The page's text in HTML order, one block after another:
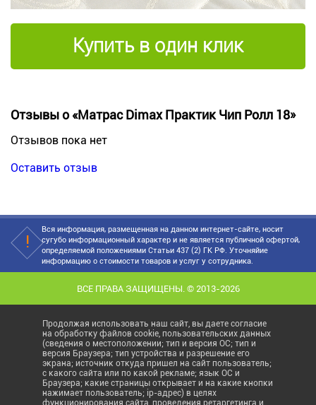
Купить в один клик
Отзывы о «Матрас Dimax Практик Чип Ролл 18»
Отзывов пока нет
Оставить отзыв
Вся информация, размещенная на данном интернет-сайте, носит
сугубо информационный характер и не является публичной офертой,
определяемой положениями Статьи 437 (2) ГК РФ. Уточняйие
информацию о стоимости товаров и услуг у сотрудника.
ВСЕ ПРАВА ЗАЩИЩЕНЫ. © 2013-2026
Продолжая использовать наш сайт, вы даете согласие
на обработку файлов cookie, пользовательских данных
(сведения о местоположении; тип и версия ОС; тип и
версия Браузера; тип устройства и разрешение его
экрана; источник откуда пришел на сайт пользователь;
с какого сайта или по какой рекламе; язык ОС и
Браузера; какие страницы открывает и на какие кнопки
нажимает пользователь; ip-адрес) в целях
функционирования сайта, проведения ретаргетинга и